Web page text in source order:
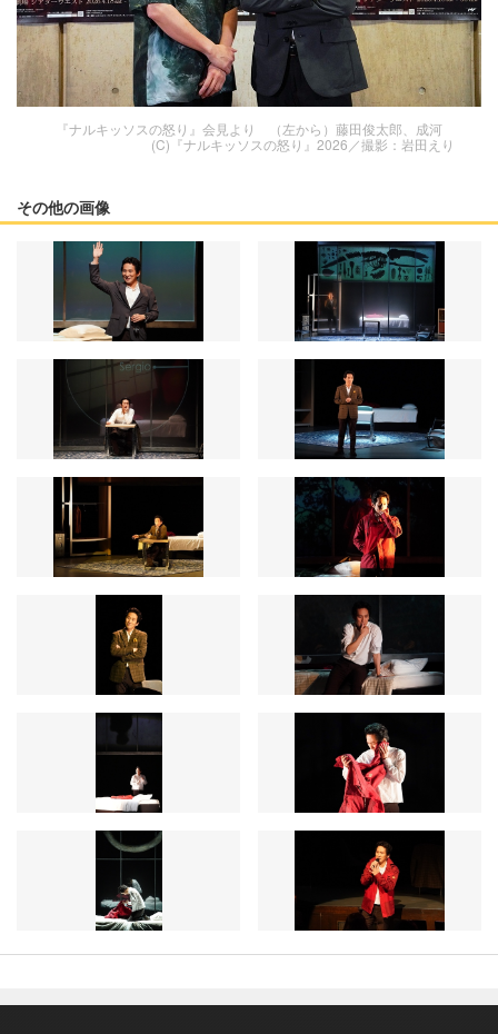
『ナルキッソスの怒り』会見より （左から）藤田俊太郎、成河
(C)『ナルキッソスの怒り』2026／撮影：岩田えり
その他の画像